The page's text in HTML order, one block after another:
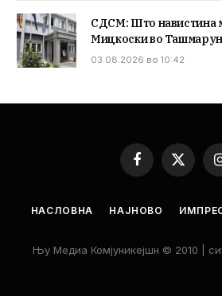
СДСМ: Што навистина
Мицкоски во
03.08.2026 во 10:42
Facebook
X
(Twitter)
НАСЛОВНА НАЈНОВО
Њу Медиа Комјуникејшн © 2010 |